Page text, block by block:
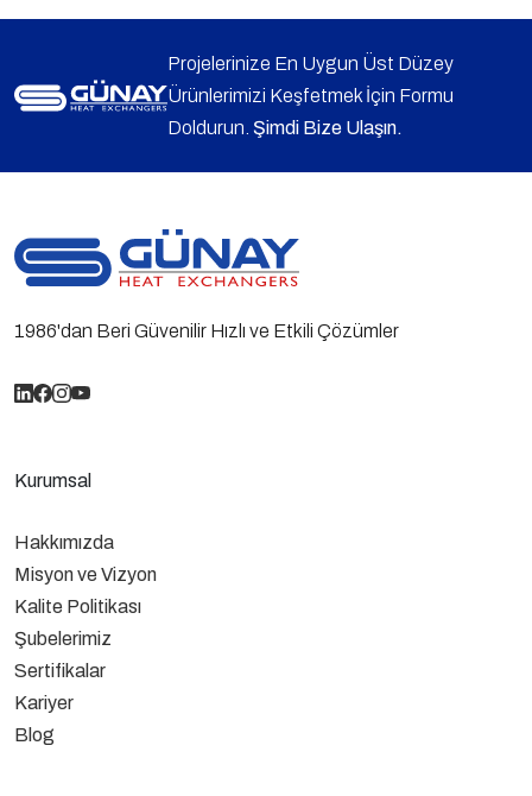
Projelerinize En Uygun Üst Düzey
Ürünlerimizi Keşfetmek İçin Formu
Doldurun. Şimdi Bize Ulaşın.
1986'dan Beri Güvenilir Hızlı ve Etkili Çözümler
Kurumsal
Hakkımızda
Misyon ve Vizyon
Kalite Politikası
Şubelerimiz
Sertifikalar
Kariyer
Blog